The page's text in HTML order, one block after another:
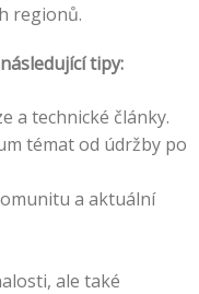
regionů.
tipy:
a technické články.
témat od údržby po
a aktuální
ale také